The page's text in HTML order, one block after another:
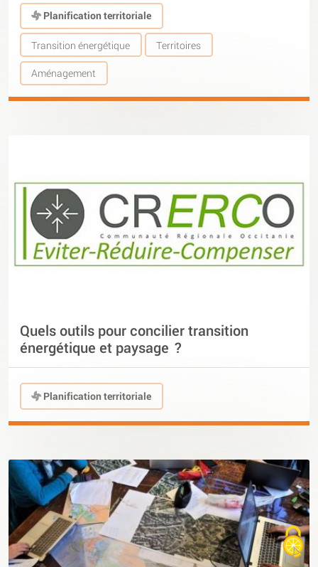
Planification territoriale
Transition énergétique Territoires
Aménagement
Quels outils pour concilier transition
énergétique et paysage ?
Planification territoriale